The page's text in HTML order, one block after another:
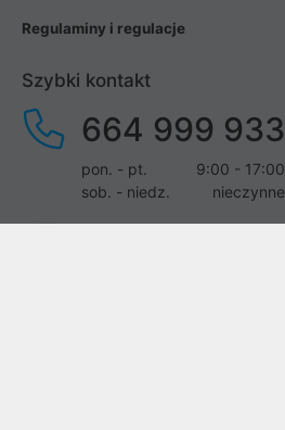
Regulaminy i regulacje
Szybki kontakt
664 999 933
pon. - pt.
9:00 - 17:00
sob. - niedz.
nieczynne